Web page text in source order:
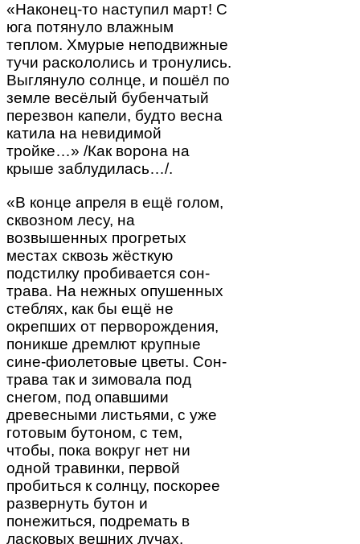
«Наконец-то наступил март! С
юга потянуло влажным
теплом. Хмурые неподвижные
тучи раскололись и тронулись.
Выглянуло солнце, и пошёл по
земле весёлый бубенчатый
перезвон капели, будто весна
катила на невидимой
тройке…» /Как ворона на
крыше заблудилась…/.
«В конце апреля в ещё голом,
сквозном лесу, на
возвышенных прогретых
местах сквозь жёсткую
подстилку пробивается сон-
трава. На нежных опушенных
стеблях, как бы ещё не
окрепших от перворождения,
поникше дремлют крупные
сине-фиолетовые цветы. Сон-
трава так и зимовала под
снегом, под опавшими
древесными листьями, с уже
готовым бутоном, с тем,
чтобы, пока вокруг нет ни
одной травинки, первой
пробиться к солнцу, поскорее
развернуть бутон и
понежиться, подремать в
ласковых вешних лучах.